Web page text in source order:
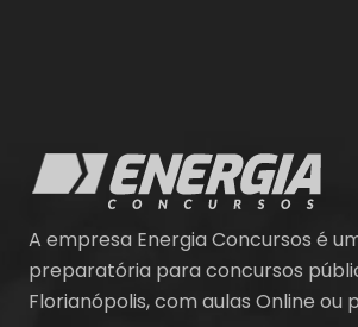
A empresa Energia Concursos é
preparatória para concursos
Florianópolis, com aulas Online ou